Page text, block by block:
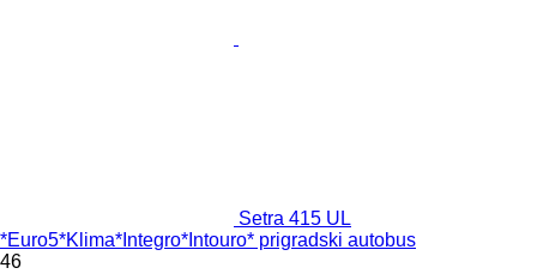
Setra 415 UL
*Euro5*Klima*Integro*Intouro* prigradski autobus
46